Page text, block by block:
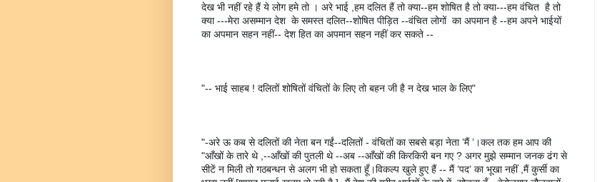
देख भी नहीं रहे हैं ये लोग हमे तो । अरे भाई ,हम दलित हैं तो क्या--हम शोषित है तो क्या---हम वंचित  है तो
क्या ---मेरा असम्मान देश  के समस्त दलित--शोषित पीड़ित --वंचित लोगों  का अपमान है --हम अपने भाईयों
का अपमान सहन नहीं-- देश हित का अपमान सहन नहीं कर सकते --
"-- भाई साहब ! दलितों शोषितों वंचितों के लिए तो बहन जी है न देख भाल के लिए"
"-अरे ऊ कब से दलितों की नेता बन गईं--दलितों - वंचितों का सबसे बड़ा नेता ’मैं ’।कल तक हम आप की
"आँखों के तारे थे ,--आँखों की पुतली थे --अब --आँखों की किरकिरी बन गए ? अगर मुझे सम्मान जनक ढंग से
सीटें न मिली तो गठबन्धन से अलग भी हो सकता हूँ।विकल्प खुले हुए हैं -- मैं ’पद’ का भूखा नहीं ,मैं कुर्सी का